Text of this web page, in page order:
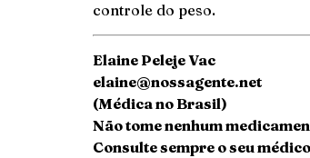
controle do peso.
Elaine Peleje Vac
elaine@nossagente.net
(Médica no Brasil)
Não tome nenhum
Consulte sempre o seu